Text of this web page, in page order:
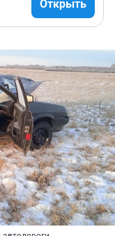
Открыть